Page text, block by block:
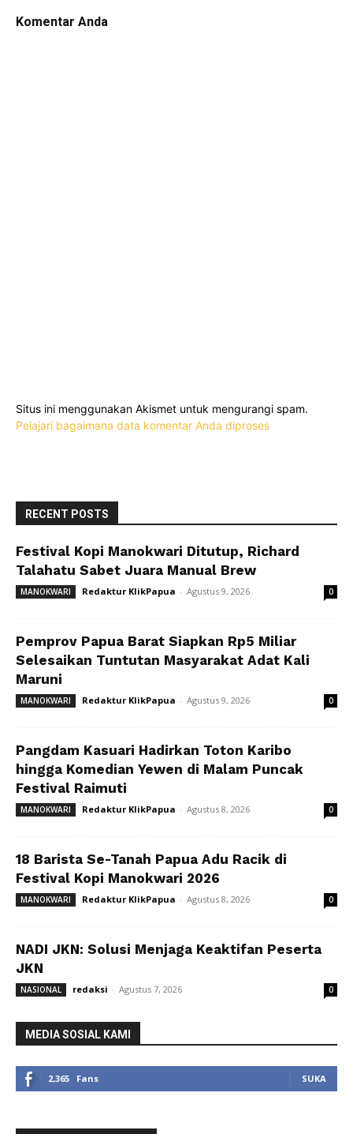
Komentar Anda
Situs ini menggunakan Akismet untuk mengurangi spam.
Pelajari bagaimana data komentar Anda diproses
RECENT POSTS
Festival Kopi Manokwari Ditutup, Richard
Talahatu Sabet Juara Manual Brew
MANOKWARI Redaktur KlikPapua - Agustus 9, 2026 0
Pemprov Papua Barat Siapkan Rp5 Miliar
Selesaikan Tuntutan Masyarakat Adat Kali
Maruni
MANOKWARI Redaktur KlikPapua - Agustus 9, 2026 0
Pangdam Kasuari Hadirkan Toton Karibo
hingga Komedian Yewen di Malam Puncak
Festival Raimuti
MANOKWARI Redaktur KlikPapua - Agustus 8, 2026 0
18 Barista Se-Tanah Papua Adu Racik di
Festival Kopi Manokwari 2026
MANOKWARI Redaktur KlikPapua - Agustus 8, 2026 0
NADI JKN: Solusi Menjaga Keaktifan Peserta
JKN
NASIONAL redaksi - Agustus 7, 2026 0
MEDIA SOSIAL KAMI
2,365 Fans SUKA